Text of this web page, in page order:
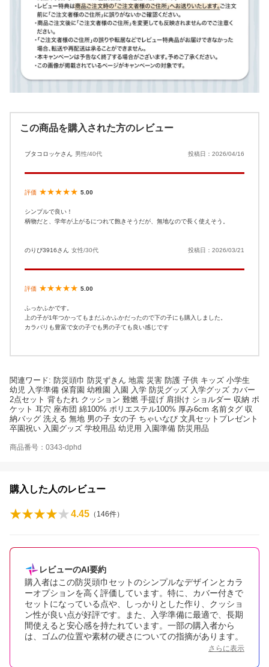
この商品を購入された方のレビュー
ブタコロッケさん 男性/40代 投稿日：2026/04/16
評価 ★★★★★ 5.00
シンプルで良い！
柄物だと、学年が上がるにつれて飽きそうだが、無地なので長く使えそう。
のりぴ3916さん 女性/30代 投稿日：2026/03/21
評価 ★★★★★ 5.00
ふっかふかです。
上の子が1年つかってもまだふかふかだったので下の子にも購入しました。
カラバリも豊富で女の子でも男の子ても良い感じです
関連ワード: 防災頭巾 防災ずきん 地震 災害 防護 子供 キッズ 小学生
幼児 入学準備 保育園 幼稚園 入園 入学 防災グッズ 入学グッズ カバー
2点セット 背もたれ クッション 難燃 手提げ 肩掛け ショルダー 収納 ポ
ケット 耳穴 座布団 綿100% ポリエステル100% 厚み6cm 名前タグ 収
納バッグ 洗える 無地 男の子 女の子 ちゃいなび 文具セットプレゼント
卒園祝い 入園グッズ 学校用品 幼児用 入園準備 防災用品
商品番号：0343-dphd
購入した人のレビュー
4.45 （ 146件）
レビューのAI要約
購入者はこの防災頭巾セットのシンプルなデザインとカラ
ーオプションを高く評価しています。特に、カバー付きで
セットになっている点や、しっかりとした作り、クッショ
ン性が良い点が好評です。また、入学準備に最適で、長期
間使えると安心感を持たれています。一部の購入者から
は、ゴムの位置や素材の硬さについての指摘があります。
さらに表示